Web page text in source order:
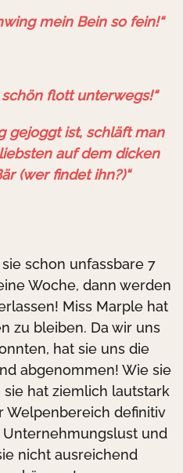
mein Bein so fein!“
flott unterwegs!“
gejoggt ist, schläft man
auf dem dicken
(wer findet ihn?)“
schon unfassbare 7
Woche, dann werden
Miss Marple hat
zu bleiben. Da wir uns
hat sie uns die
abgenommen! Wie sie
hat ziemlich lautstark
Welpenbereich definitiv
und
nicht ausreichend